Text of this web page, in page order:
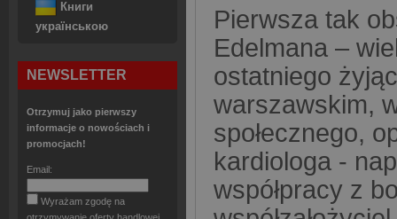
Книги
українською
NEWSLETTER
Otrzymuj jako pierwszy
informacje o nowościach i
promocjach!
Email:
Wyrażam zgodę na
Pierwsza tak
Edelmana –
ostatniego
warszawskim,
społecznego,
kardiologa -
współpracy z